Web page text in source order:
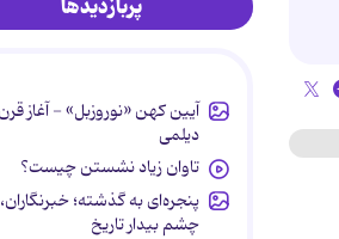
پربازدیدها
دیلمی
تاوان زیاد نشستن چیست؟
پنجره‌ای به گذشته؛ خبرنگاران،
چشم بیدار تاریخ